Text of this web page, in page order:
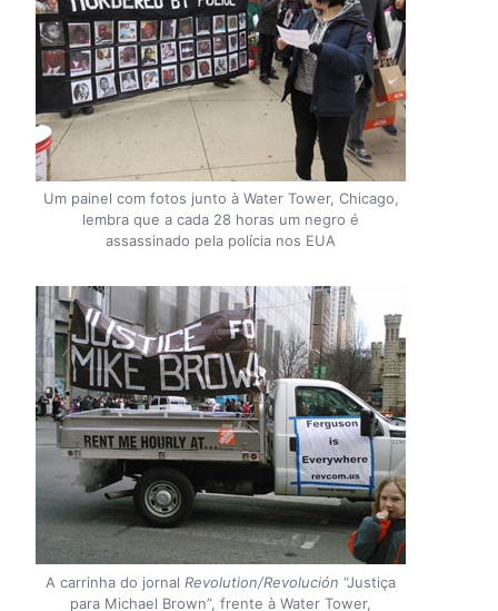
Um painel com fotos junto à Water Tower, Chicago,
lembra que a cada 28 horas um negro é
assassinado pela polícia nos EUA
A carrinha do jornal Revolution/Revolución “Justiça
para Michael Brown”, frente à Water Tower,